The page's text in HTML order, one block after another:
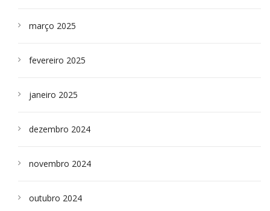
março 2025
fevereiro 2025
janeiro 2025
dezembro 2024
novembro 2024
outubro 2024